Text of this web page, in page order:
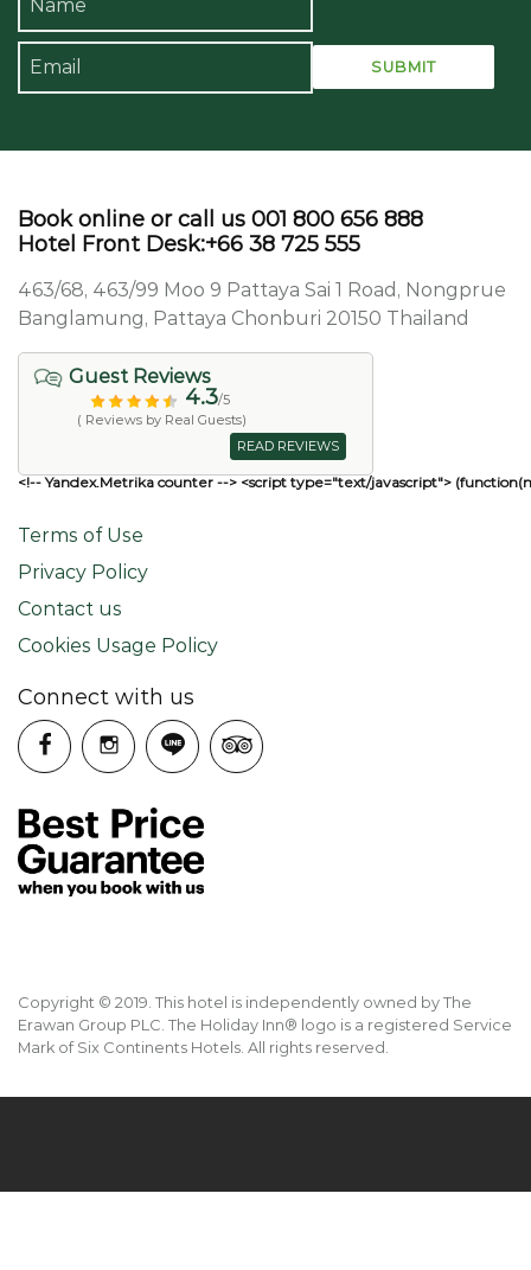
Book online or call us 001 800 656 888
Hotel Front Desk:+66 38 725 555
463/68, 463/99 Moo 9 Pattaya Sai 1 Road, Nongprue
Banglamung, Pattaya Chonburi 20150 Thailand
Guest Reviews
4.3/5
( Reviews by Real Guests)
READ REVIEWS
<!-- Yandex.Metrika counter --> <script type="text/javascript">
Terms of Use
Privacy Policy
Contact us
Cookies Usage Policy
Connect with us
Copyright © 2019. This hotel is independently owned by The
Erawan Group PLC. The Holiday Inn® logo is a registered Service
Mark of Six Continents Hotels. All rights reserved.